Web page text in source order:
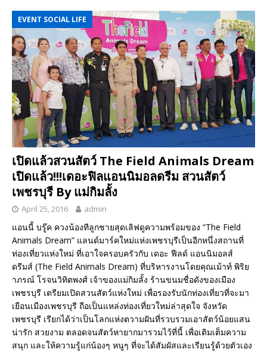
EVENT SOCIAL LIFE
เปิดแล้วสวนสัตว์ The Field Animals Dream
เปิดแล้ว!!!เดอะฟิลแอนนิมอลดรีม สวนสัตว์
เพชรบุรี By แม่กิมลั้ง
April 25, 2016 admin
แอนนี้ บรู๊ค ควงน้องทีลูกชายสุดเลิฟดูความพร้อมของ “The Field
Animals Dream” แลนด์มาร์คใหม่แห่งเพชรบุรีเป็นอีกหนึ่งสถานที่
ท่องเที่ยวแห่งใหม่ ที่เอาใจครอบครัวกับ เดอะ ฟีลด์ แอนนิมอลส์
ดรีมส์ (The Field Animals Dream) ที่บริหารงานโดยคุณเม้าท์ พิริย
าภรณ์ โรจนวิทิตพงศ์ เจ้าของแม่กิมลั้ง ร้านขนมชื่อดังของเมือง
เพชรบุรี เตรียมเปิดสวนสัตว์แห่งใหม่ เพื่อรองรับนักท่องเที่ยวที่จะมา
เยือนเมืองเพชรบุรี ถือเป็นแหล่งท่องเที่ยวใหม่ล่าสุดใจ จังหวัด
เพชรบุรี เรียกได้ว่าเป็นโลกแห่งตวามฝันที่รวบรวมเอาสัตว์น้อยแสน
น่ารัก สวยงาม ตลอดจนสัตว์หายากมารวมไว้ที่นี้ เพื่อเติมเต็มความ
สนุก และให้ความรู้แก่น้องๆ หนูๆ ที่จะได้สัมผัสและเรียนรู้ด้วยตัวเอง